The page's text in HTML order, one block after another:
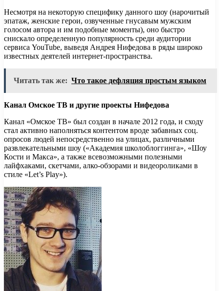
Несмотря на некоторую специфику данного шоу (нарочитый
эпатаж, женские герои, озвученные гнусавым мужским
голосом автора и им подобные моменты), оно быстро
снискало определенную популярность среди аудитории
сервиса YouTube, выведя Андрея Нифедова в ряды широко
известных деятелей интернет-пространства.
Читать так же: Что такое дефляция простым языком
Канал Омское ТВ и другие проекты Нифедова
Канал «Омское ТВ» был создан в начале 2012 года, и сходу
стал активно наполняться контентом вроде забавных соц.
опросов людей непосредственно на улицах, различными
развлекательными шоу («Академия школоблоггинга», «Шоу
Кости и Макса», а также всевозможными полезными
лайфхаками, скетчами, алко-обзорами и видеороликами в
стиле «Let’s Play»).